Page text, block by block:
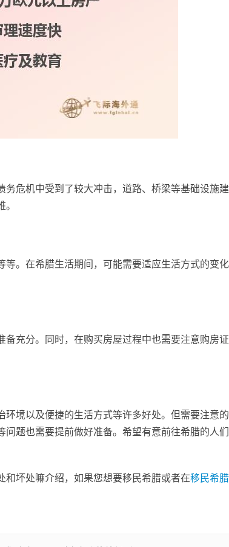
危机中受到了较大冲击，道路、桥梁等基础设施
。在希腊生活期间，可能需要适应生活方式的变
充分。同时，在购买房屋过程中也需要注意购房证
境以及便捷的生活方式等许多好处。但需要注意的
题也需要提前做好准备。希望有意前往希腊的人
坏处嘛介绍，如果您想要移民希腊或者在移民希腊